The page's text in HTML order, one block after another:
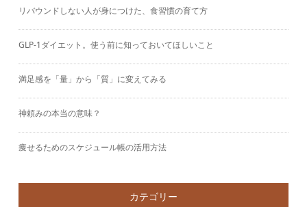
リバウンドしない人が身につけた、食習慣の育て方
GLP-1ダイエット。使う前に知っておいてほしいこと
満足感を「量」から「質」に変えてみる
神頼みの本当の意味？
痩せるためのスケジュール帳の活用方法
カテゴリー